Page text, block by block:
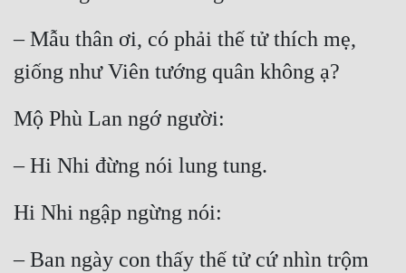
– Mẫu thân ơi, có phải thế tử thích mẹ,
giống như Viên tướng quân không ạ?
Mộ Phù Lan ngớ người:
– Hi Nhi đừng nói lung tung.
Hi Nhi ngập ngừng nói:
– Ban ngày con thấy thế tử cứ nhìn trộm